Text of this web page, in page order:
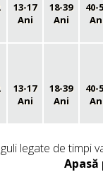
13-17
Ani
18-39
Ani
40-
13-17
Ani
18-39
Ani
40-
legate de timpi
Apasă